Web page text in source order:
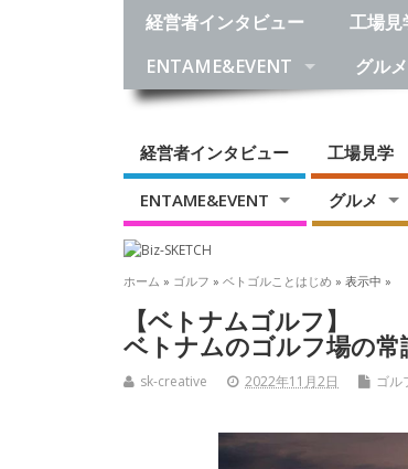
経営者インタビュー 工場見
ENTAME&EVENT
グルメ
経営者インタビュー 工場見学
ENTAME&EVENT グルメ
ホーム » ゴルフ » ベトゴルことはじめ » 表示中 »
【ベトナムゴルフ】
ベトナムのゴルフ場の
sk-creative 2022年11月2日 ゴル